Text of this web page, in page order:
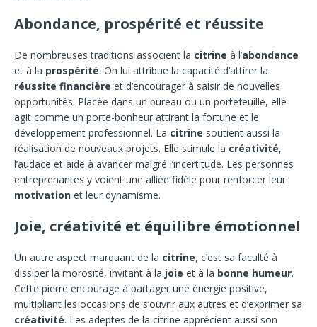
Abondance, prospérité et réussite
De nombreuses traditions associent la citrine à l’abondance
et à la prospérité. On lui attribue la capacité d’attirer la
réussite financière et d’encourager à saisir de nouvelles
opportunités. Placée dans un bureau ou un portefeuille, elle
agit comme un porte-bonheur attirant la fortune et le
développement professionnel. La citrine soutient aussi la
réalisation de nouveaux projets. Elle stimule la créativité,
l’audace et aide à avancer malgré l’incertitude. Les personnes
entreprenantes y voient une alliée fidèle pour renforcer leur
motivation et leur dynamisme.
Joie, créativité et équilibre émotionnel
Un autre aspect marquant de la citrine, c’est sa faculté à
dissiper la morosité, invitant à la joie et à la bonne humeur.
Cette pierre encourage à partager une énergie positive,
multipliant les occasions de s’ouvrir aux autres et d’exprimer sa
créativité. Les adeptes de la citrine apprécient aussi son